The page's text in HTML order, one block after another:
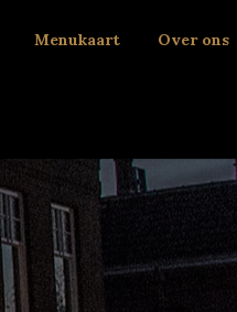
Menukaart Over ons